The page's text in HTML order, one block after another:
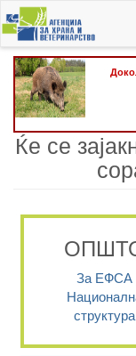
Skip
to
main
content
Ќе се
За ЕФСА
структура